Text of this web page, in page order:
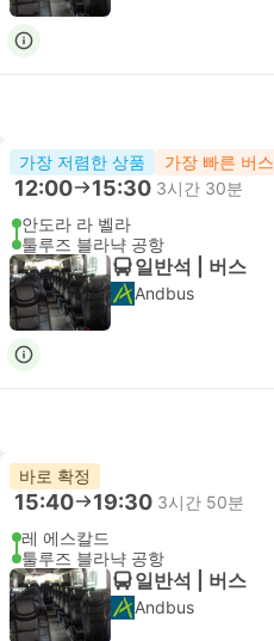
가장 저렴한 상품 가장 빠른 버스
12:00 15:30 3시간 30분
안도라 라 벨라
툴루즈 블라냑 공항
일반석 | 버스
Andbus
바로 확정
15:40 19:30 3시간 50분
레 에스칼드
툴루즈 블라냑 공항
일반석 | 버스
Andbus